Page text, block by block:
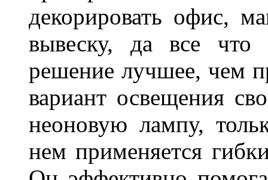
декорировать офис,
вывеску, да все
решение лучшее, чем
вариант освещения
неоновую лампу,
нем применяется